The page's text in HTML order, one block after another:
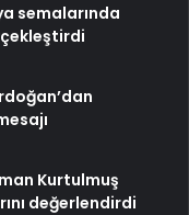
semalarında
Kurtulmuş
değerlendirdi